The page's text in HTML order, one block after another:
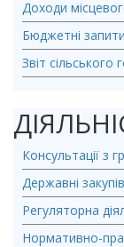
Доходи
Бюджетні запити
Звіт сільського
Консультації з
Державні
Регуляторна
Нормативно-